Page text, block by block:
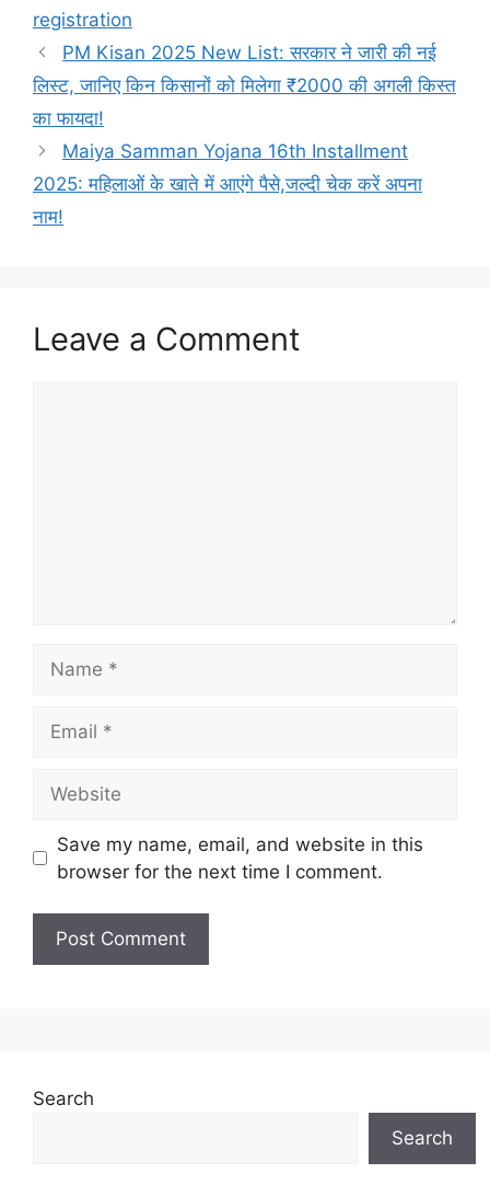
registration
PM Kisan 2025 New List: सरकार ने जारी की नई
लिस्ट, जानिए किन किसानों को मिलेगा ₹2000 की अगली किस्त
का फायदा!
Maiya Samman Yojana 16th Installment
2025: महिलाओं के खाते में आएंगे पैसे,जल्दी चेक करें अपना
नाम!
Leave a Comment
Save my name, email, and website in this
browser for the next time I comment.
Search
Search